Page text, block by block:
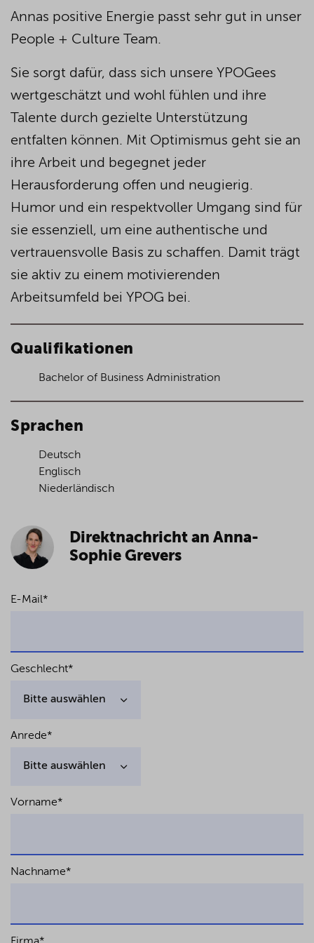
Annas positive Energie passt sehr gut in unser
People + Culture Team.
Sie sorgt dafür, dass sich unsere YPOGees
wertgeschätzt und wohl fühlen und ihre
Talente durch gezielte Unterstützung
entfalten können. Mit Optimismus geht sie an
ihre Arbeit und begegnet jeder
Herausforderung offen und neugierig.
Humor und ein respektvoller Umgang sind für
sie essenziell, um eine authentische und
vertrauensvolle Basis zu schaffen. Damit trägt
sie aktiv zu einem motivierenden
Arbeitsumfeld bei YPOG bei.
Qualifikationen
Bachelor of Business Administration
Sprachen
Deutsch
Englisch
Niederländisch
Direktnachricht an Anna-
Sophie Grevers
E-Mail*
Geschlecht*
Anrede*
Vorname*
Nachname*